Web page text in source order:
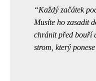
Každý začátek
Musíte ho zasadit
chránit před bouří
strom, který